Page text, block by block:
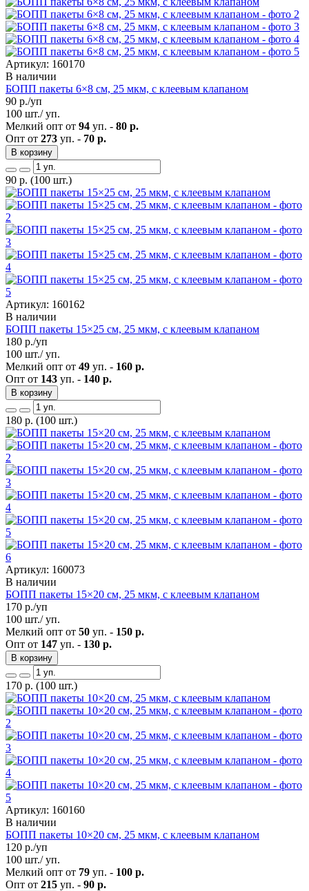
Артикул: 160170
В наличии
БОПП пакеты 6×8 см, 25 мкм, с клеевым клапаном
90 р./уп
100 шт./ уп.
Мелкий опт от 94 уп. - 80 р.
Опт от 273 уп. - 70 р.
В корзину
90 р. (100 шт.)
Артикул: 160162
В наличии
БОПП пакеты 15×25 см, 25 мкм, с клеевым клапаном
180 р./уп
100 шт./ уп.
Мелкий опт от 49 уп. - 160 р.
Опт от 143 уп. - 140 р.
В корзину
180 р. (100 шт.)
Артикул: 160073
В наличии
БОПП пакеты 15×20 см, 25 мкм, с клеевым клапаном
170 р./уп
100 шт./ уп.
Мелкий опт от 50 уп. - 150 р.
Опт от 147 уп. - 130 р.
В корзину
170 р. (100 шт.)
Артикул: 160160
В наличии
БОПП пакеты 10×20 см, 25 мкм, с клеевым клапаном
120 р./уп
100 шт./ уп.
Мелкий опт от 79 уп. - 100 р.
Опт от 215 уп. - 90 р.